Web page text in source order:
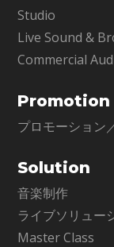
Studio
Live Sound &
Commercial
Promotion
プロモーション
Solution
音楽制作
ライブソリュー
Master Class